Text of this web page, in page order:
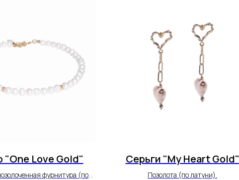
"One Love Gold"
фурнитура (по
Серьги "My Heart Gold"
Позолота (по латуни).